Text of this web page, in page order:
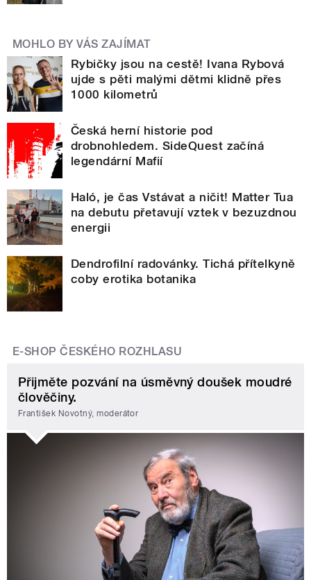
MOHLO BY VÁS ZAJÍMAT
Rybičky jsou na cestě! Ivana Rybová
ujde s pěti malými dětmi klidně přes
1000 kilometrů
Česká herní historie pod
drobnohledem. SideQuest začíná
legendární Mafií
Haló, je čas Vstávat a ničit! Matter Tua
na debutu přetavují vztek v bezuzdnou
energii
Dendrofilní radovánky. Tichá přítelkyně
coby erotika botanika
E-SHOP ČESKÉHO ROZHLASU
Přijměte pozvání na úsměvný doušek moudré
člověčiny.
František Novotný, moderátor